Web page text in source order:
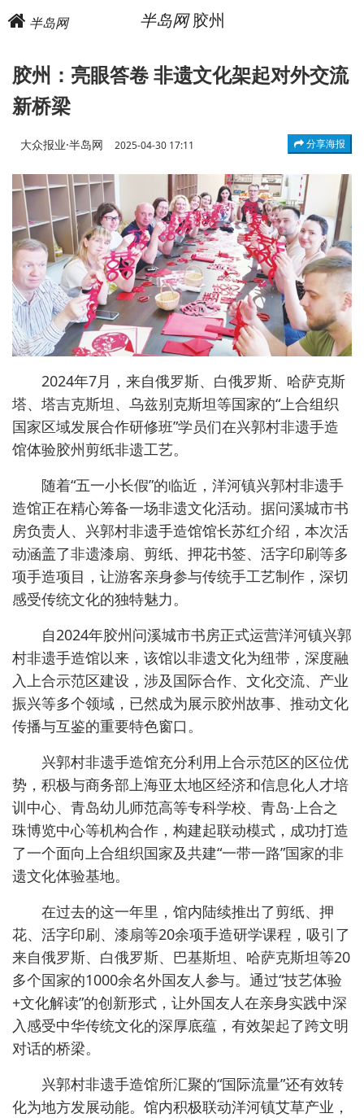
半岛网 半岛网胶州
胶州：亮眼答卷 非遗文化架起对外交流
新桥梁
大众报业·半岛网 2025-04-30 17:11 分享海报
2024年7月，来自俄罗斯、白俄罗斯、哈萨克斯
塔、塔吉克斯坦、乌兹别克斯坦等国家的“上合组织
国家区域发展合作研修班”学员们在兴郭村非遗手造
馆体验胶州剪纸非遗工艺。
随着“五一小长假”的临近，洋河镇兴郭村非遗手
造馆正在精心筹备一场非遗文化活动。据问溪城市书
房负责人、兴郭村非遗手造馆馆长苏红介绍，本次活
动涵盖了非遗漆扇、剪纸、押花书签、活字印刷等多
项手造项目，让游客亲身参与传统手工艺制作，深切
感受传统文化的独特魅力。
自2024年胶州问溪城市书房正式运营洋河镇兴郭
村非遗手造馆以来，该馆以非遗文化为纽带，深度融
入上合示范区建设，涉及国际合作、文化交流、产业
振兴等多个领域，已然成为展示胶州故事、推动文化
传播与互鉴的重要特色窗口。
兴郭村非遗手造馆充分利用上合示范区的区位优
势，积极与商务部上海亚太地区经济和信息化人才培
训中心、青岛幼儿师范高等专科学校、青岛·上合之
珠博览中心等机构合作，构建起联动模式，成功打造
了一个面向上合组织国家及共建“一带一路”国家的非
遗文化体验基地。
在过去的这一年里，馆内陆续推出了剪纸、押
花、活字印刷、漆扇等20余项手造研学课程，吸引了
来自俄罗斯、白俄罗斯、巴基斯坦、哈萨克斯坦等20
多个国家的1000余名外国友人参与。通过“技艺体验
+文化解读”的创新形式，让外国友人在亲身实践中深
入感受中华传统文化的深厚底蕴，有效架起了跨文明
对话的桥梁。
兴郭村非遗手造馆所汇聚的“国际流量”还有效转
化为地方发展动能。馆内积极联动洋河镇艾草产业，